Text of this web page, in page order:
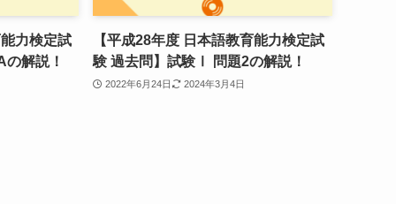
力検定試
解説！
【平成28年度 日本語教育能力検定試
験 過去問】試験Ⅰ 問題2の解説！
2022年6月24日 2024年3月4日